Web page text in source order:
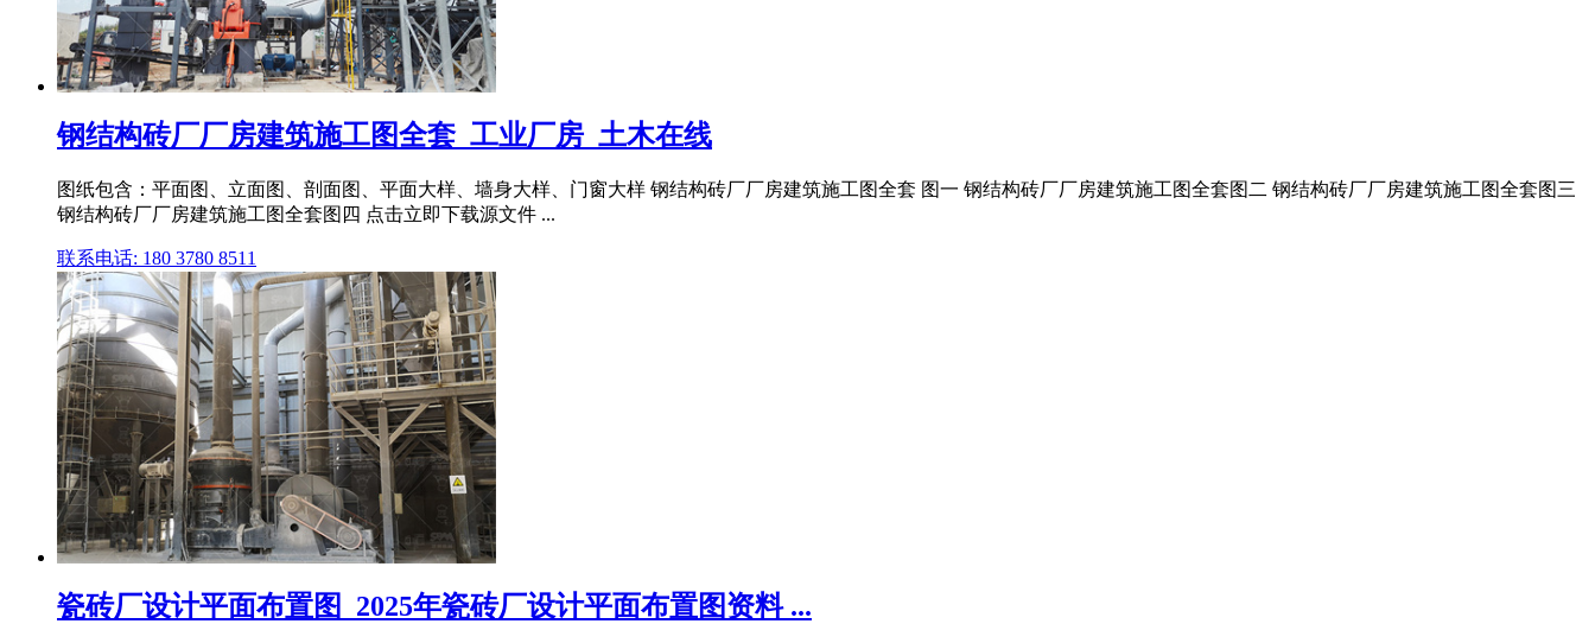
钢结构砖厂厂房建筑施工图全套_工业厂房_土木在线
图纸包含：平面图、立面图、剖面图、平面大样、墙身大样、门窗大样 钢结构砖厂厂房建筑施工图全套 图一 钢结构砖厂厂房建筑施工图全套图二 钢结构砖厂厂房建筑施工图全套图三
钢结构砖厂厂房建筑施工图全套图四 点击立即下载源文件 ...
联系电话: 180 3780 8511
瓷砖厂设计平面布置图_2025年瓷砖厂设计平面布置图资料 ...